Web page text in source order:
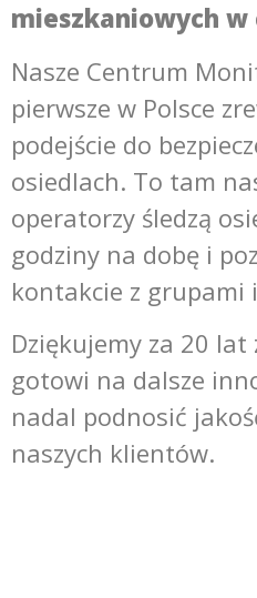
mieszkaniowych w
Nasze Centrum
pierwsze w Polsce
podejście do
osiedlach. To tam
operatorzy śledzą
godziny na dobę i
kontakcie z grupami
Dziękujemy za 20
gotowi na dalsze
nadal podnosić
naszych klientów.